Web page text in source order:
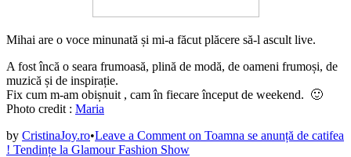
Mihai are o voce minunată și mi-a făcut plăcere să-l ascult live.
A fost încă o seara frumoasă, plină de modă, de oameni frumoși, de
muzică și de inspirație.
Fix cum m-am obișnuit , cam în fiecare început de weekend. 🙂
Photo credit : Maria
by CristinaJoy.ro•Leave a Comment on Toamna se anunță de catifea
! Tendințe la Glamour Fashion Show